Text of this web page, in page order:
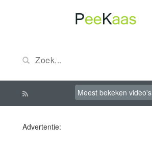
Meest bekeken video's
Advertentie: